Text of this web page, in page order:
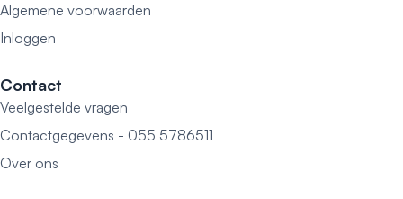
Algemene voorwaarden
Inloggen
Contact
Veelgestelde vragen
Contactgegevens - 055 5786511
Over ons